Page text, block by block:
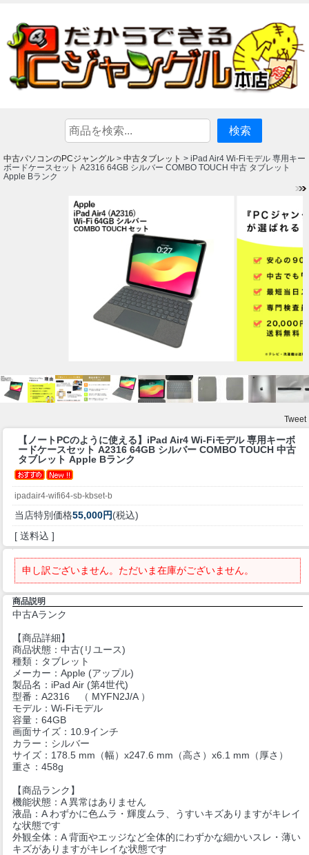
中古パソコンのPCジャングル > 中古タブレット > iPad Air4 Wi-Fiモデル 専用キー
ボードケースセット A2316 64GB シルバー COMBO TOUCH 中古 タブレット
Apple Bランク
Tweet
【ノートPCのように使える】 iPad Air4 Wi-Fiモデル 専用キーボ
ードケースセット A2316 64GB シルバー COMBO TOUCH 中古
タブレット Apple Bランク
ipadair4-wifi64-sb-kbset-b
当店特別価格55,000円(税込)
[ 送料込 ]
申し訳ございません。ただいま在庫がございません。
商品説明
中古Aランク
【商品詳細】
商品状態：中古(リユース)
種類：タブレット
メーカー：Apple (アップル)
製品名：iPad Air (第4世代)
型番：A2316 （ MYFN2J/A ）
モデル：Wi-Fiモデル
容量：64GB
画面サイズ：10.9インチ
カラー：シルバー
サイズ：178.5 mm（幅）x247.6 mm（高さ）x6.1 mm（厚さ）
重さ：458g
【商品ランク】
機能状態：A 異常はありません
液晶：A わずかに色ムラ・輝度ムラ、うすいキズありますがキレイ
な状態です
外観全体：A 背面やエッジなど全体的にわずかな細かいスレ・薄い
キズがありますがキレイな状態です